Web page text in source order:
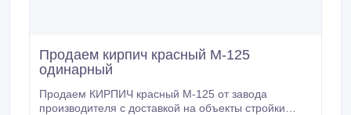
Продаем кирпич красный М-125
одинарный
Продаем КИРПИЧ красный М-125 от завода
производителя с доставкой на объекты стройки